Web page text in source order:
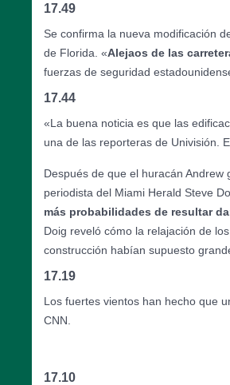
17.49
Se confirma la nueva modificación
de Florida. «Alejaos de las
fuerzas de seguridad
17.44
«La buena noticia es que las
una de las reporteras de Univisión.
Después de que el huracán
periodista del Miami Herald Steve
más probabilidades de resultar
Doig reveló cómo la relajación de
construcción habían supuesto
17.19
Los fuertes vientos han hecho que
CNN.
17.10